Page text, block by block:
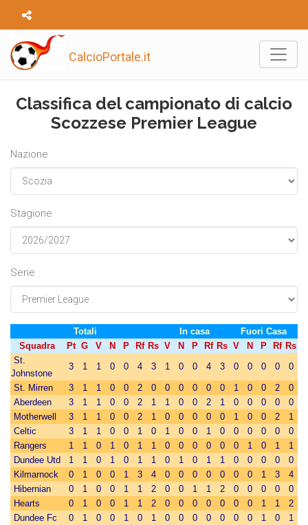
CalcioPortale.it
Classifica del campionato di calcio
Scozzese Premier League
Nazione
Stagione
Serie
Totali In casa
Fuori Casa
Squadra
Pt G V N P Rf Rs V N P Rf Rs V N P Rf Rs
St.
Johnstone
3 1 1 0 0 4 3 1 0 0 4 3 0 0 0 0 0
St. Mirren 3 1 1 0 0 2 0 0 0 0 0 0 1 0 0 2
0
Aberdeen
3 1 1 0 0 2 1 1 0 0 2 1 0 0 0 0
0
Motherwell
3 1 1 0 0 2 1 0 0 0 0 0 1 0 0 2
1
Celtic
3 1 1 0 0 1 0 1 0 0 1 0 0 0 0 0
0
Rangers
1 1 0 1 0 1 1 0 0 0 0 0 0 1 0 1
1
Dundee Utd
1 1 0 1 0 1 1 0 1 0 1 1 0 0 0 0
0
Kilmarnock
0 1 0 0 1 3 4 0 0 0 0 0 0 0 1 3
4
Hibernian
0 1 0 0 1 1 2 0 0 1 1 2 0 0 0 0
0
Hearts
0 1 0 0 1 1 2 0 0 0 0 0 0 0 1 1
2
Dundee Fc
0 1 0 0 1 0 1 0 0 0 0 0 0 0 1 0
1